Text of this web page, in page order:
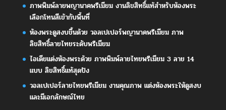
ภาพพิมพ์ลายพญานาคพรีเมียม งานลิขสิทธิ์แท้สำหรับห้องพระ
เลือกโทนสีเข้ากับพื้นที่
ห้องพระดูสงบขึ้นด้วย วอลเปเปอร์พญานาคพรีเมียม ภาพ
ลิขสิทธิ์ลายไทยระดับพรีเมียม
ไอเดียแต่งห้องพระด้วย ภาพพิมพ์ลายไทยพรีเมียม 3 ลาย 14
แบบ ลิขสิทธิ์แท้สุดปัง
วอลเปเปอร์ลายไทยพรีเมียม งานคุณภาพ แต่งห้องพระให้ดูสงบ
และมีเอกลักษณ์ไทย